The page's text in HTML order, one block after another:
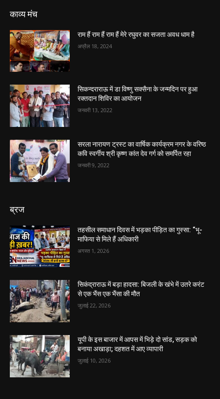
काव्य मंच
राम हैं राम हैं राम हैं मेरे रघुवर का सजता अवध धाम है
अप्रैल 18, 2024
सिकन्दराराऊ में डा विष्णु सक्सैना के जन्मदिन पर हुआ
रक्तदान शिविर का आयोजन
जनवरी 13, 2022
सरला नारायण ट्रस्ट का वार्षिक कार्यक्रम नगर के वरिष्ठ
कवि स्वर्गीय श्री कृष्ण कांत देव गर्ग को समर्पित रहा
जनवरी 9, 2022
ब्रज
तहसील समाधान दिवस में भड़का पीड़ित का गुस्सा: “भू-
माफिया से मिले हैं अधिकारी
अगस्त 1, 2026
सिकंद्राराऊ में बड़ा हादसा: बिजली के खंभे में उतरे करंट
से एक भैंस एक भैंसा की मौत
जुलाई 22, 2026
यूपी के इस बाजार में आपस में भिड़े दो सांड, सड़क को
बनाया अखाड़ा; दहशत में आए व्यापारी
जुलाई 10, 2026